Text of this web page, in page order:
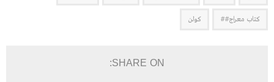
كتاب معراج## كولن
SHARE ON: